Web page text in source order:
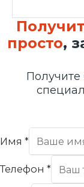
просто,
Получите
Имя *
Телефон *